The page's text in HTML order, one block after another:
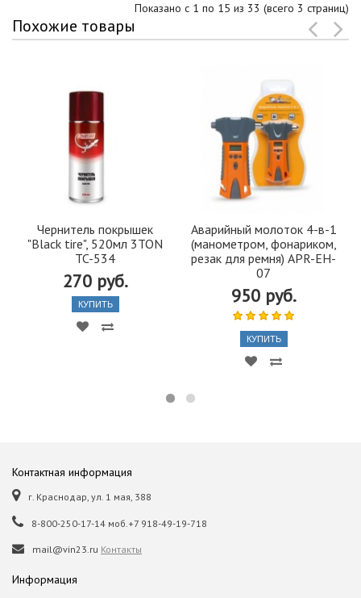
Показано с 1 по 15 из 33 (всего 3 страниц)
Похожие товары
Чернитель покрышек
"Black tire", 520мл 3TON
TC-534
270 руб.
КУПИТЬ
Аварийный молоток 4-в-1
(манометром, фонариком,
резак для ремня) APR-EH-
07
950 руб.
КУПИТЬ
Контактная информация
г. Краснодар, ул. 1 мая, 388
8-800-250-17-14 моб.+7 918-49-19-718
mail@vin23.ru Контакты
Информация